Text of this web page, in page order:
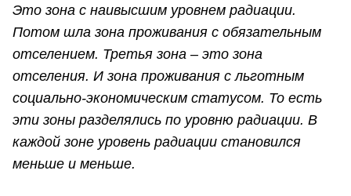
Это зона с наивысшим уровнем радиации.
Потом шла зона проживания с обязательным
отселением. Третья зона – это зона
отселения. И зона проживания с льготным
социально-экономическим статусом. То есть
эти зоны разделялись по уровню радиации. В
каждой зоне уровень радиации становился
меньше и меньше.